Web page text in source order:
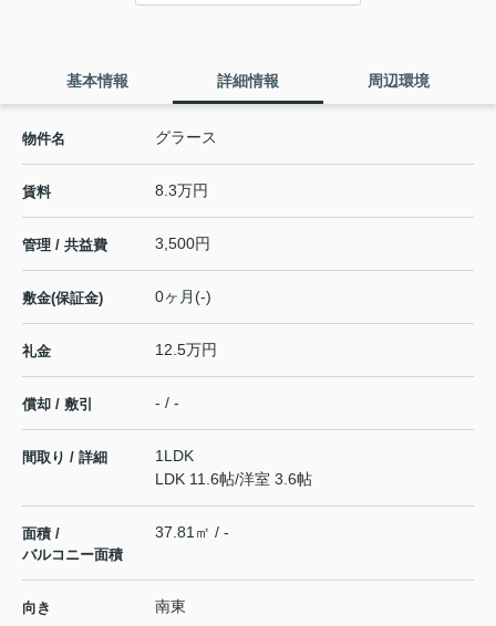
基本情報 詳細情報 周辺環境
物件名 グラース
賃料 8.3万円
管理 / 共益費 3,500円
敷金(保証金) 0ヶ月(-)
礼金 12.5万円
償却 / 敷引 - / -
間取り / 詳細
1LDK
LDK 11.6帖/洋室 3.6帖
面積 /
バルコニー面積
37.81㎡ / -
向き 南東